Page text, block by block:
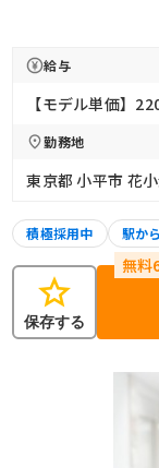
給与
【モデル単価】
勤務地
東京都 小平市 花
積極採用中 駅か
star
保存する